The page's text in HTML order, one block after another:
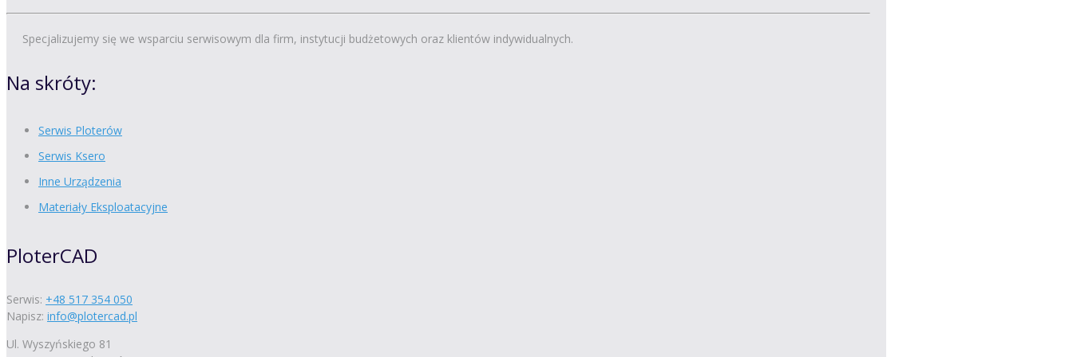
Specjalizujemy się we wsparciu serwisowym dla firm, instytucji budżetowych oraz klientów indywidualnych.
Na skróty:
Serwis Ploterów
Serwis Ksero
Inne Urządzenia
Materiały Eksploatacyjne
PloterCAD
Serwis: +48 517 354 050
Napisz: info@plotercad.pl
Ul. Wyszyńskiego 81